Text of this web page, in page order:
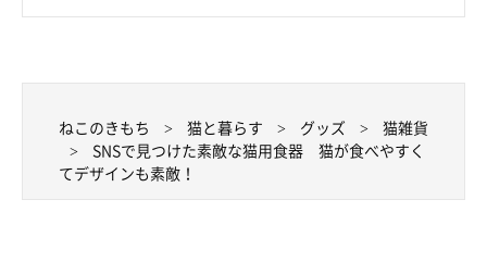
デザインがおしゃれな猫用食器
ねこのきもち 猫と暮らす グッズ
猫雑貨
SNSで見つけた素敵な猫用食器 猫が食べやすく
てデザインも素敵！